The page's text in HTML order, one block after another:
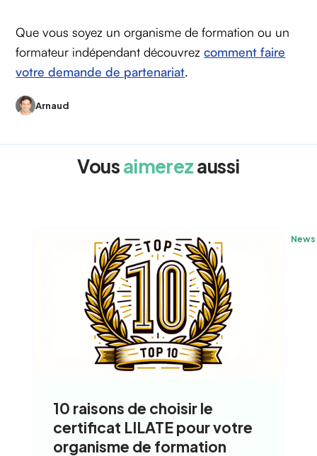
Que vous soyez un organisme de formation ou un
formateur indépendant découvrezcomment faire
votre demande de partenariat.
Arnaud
Vousaimerezaussi
News
10 raisons de choisir le
certificat LILATE pour votre
organisme de formation